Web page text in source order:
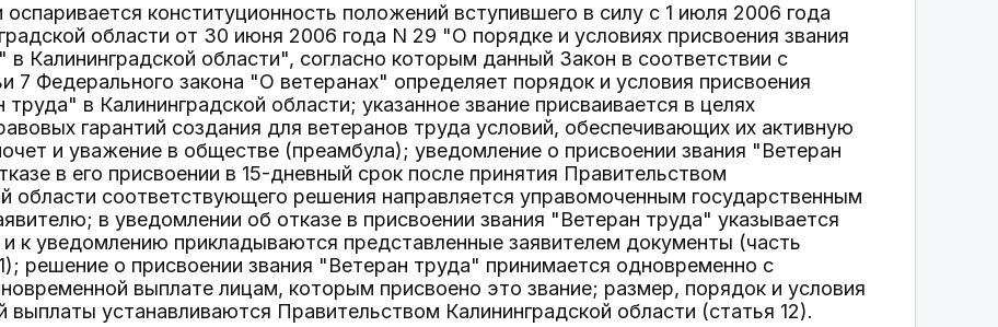
конституционность положений вступившего в силу с 1 июля 2006 года
области от 30 июня 2006 года N 29 "О порядке и условиях присвоения звания
в Калининградской области", согласно которым данный Закон в соответствии с
7 Федерального закона "О ветеранах" определяет порядок и условия присвоения
труда" в Калининградской области; указанное звание присваивается в целях
гарантий создания для ветеранов труда условий, обеспечивающих их активную
и уважение в обществе (преамбула); уведомление о присвоении звания "Ветеран
в его присвоении в 15-дневный срок после принятия Правительством
области соответствующего решения направляется управомоченным государственным
в уведомлении об отказе в присвоении звания "Ветеран труда" указывается
и к уведомлению прикладываются представленные заявителем документы (часть
решение о присвоении звания "Ветеран труда" принимается одновременно с
выплате лицам, которым присвоено это звание; размер, порядок и условия
выплаты устанавливаются Правительством Калининградской области (статья 12).